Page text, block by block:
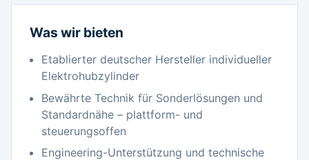
Was wir bieten
Etablierter deutscher Hersteller individueller
Elektrohubzylinder
Bewährte Technik für Sonderlösungen und
Standardnähe – plattform- und
steuerungsoffen
Engineering-Unterstützung und technische